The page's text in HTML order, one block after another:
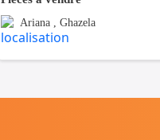
Ariana , Ghazela